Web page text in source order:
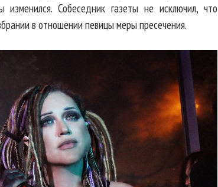
изменился. Собеседник газеты не исключил, что
в отношении певицы меры пресечения.